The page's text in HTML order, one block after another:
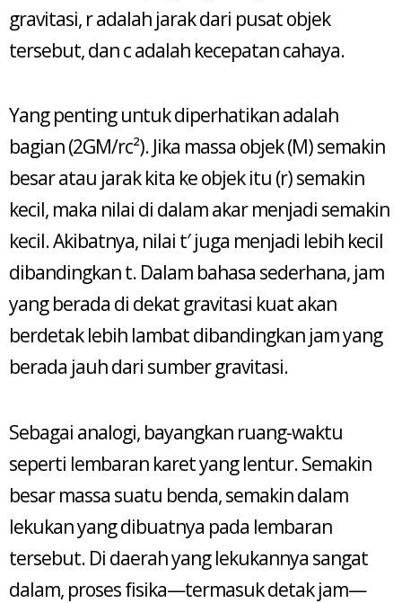
gravitasi, r adalah jarak dari pusat objek
tersebut, dan c adalah kecepatan cahaya.
Yang penting untuk diperhatikan adalah
bagian (2GM/rc²). Jika massa objek (M) semakin
besar atau jarak kita ke objek itu (r) semakin
kecil, maka nilai di dalam akar menjadi semakin
kecil. Akibatnya, nilai t′ juga menjadi lebih kecil
dibandingkan t. Dalam bahasa sederhana, jam
yang berada di dekat gravitasi kuat akan
berdetak lebih lambat dibandingkan jam yang
berada jauh dari sumber gravitasi.
Sebagai analogi, bayangkan ruang-waktu
seperti lembaran karet yang lentur. Semakin
besar massa suatu benda, semakin dalam
lekukan yang dibuatnya pada lembaran
tersebut. Di daerah yang lekukannya sangat
dalam, proses fisika—termasuk detak jam—